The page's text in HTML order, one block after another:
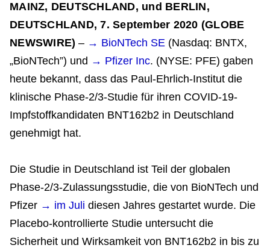
MAINZ, DEUTSCHLAND, und BERLIN,
DEUTSCHLAND, 7. September 2020 (GLOBE
NEWSWIRE) – → BioNTech SE (Nasdaq: BNTX,
„BioNTech”) und → Pfizer Inc. (NYSE: PFE) gaben
heute bekannt, dass das Paul-Ehrlich-Institut die
klinische Phase-2/3-Studie für ihren COVID-19-
Impfstoffkandidaten BNT162b2 in Deutschland
genehmigt hat.
Die Studie in Deutschland ist Teil der globalen
Phase-2/3-Zulassungsstudie, die von BioNTech und
Pfizer → im Juli diesen Jahres gestartet wurde. Die
Placebo-kontrollierte Studie untersucht die
Sicherheit und Wirksamkeit von BNT162b2 in bis zu